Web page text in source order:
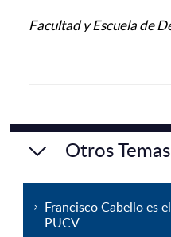
Facultad y Escuela de
Otros Temas
Francisco Cabello es
PUCV